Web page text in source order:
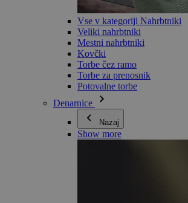
Vse v kategoriji Nahrbtniki
Veliki nahrbtniki
Mestni nahrbtniki
Kovčki
Torbe čez ramo
Torbe za prenosnik
Potovalne torbe
Denarnice
Nazaj
Show more